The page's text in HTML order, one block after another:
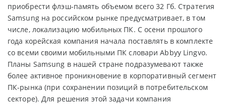
приобрести флэш-память объемом всего 32 Гб. Стратегия
Samsung на российском рынке предусматривает, в том
числе, локализацию мобильных ПК. С осени прошлого
года корейская компания начала поставлять в комплекте
со всеми своими мобильными ПК словари Abbyy Lingvo.
Планы Samsung в нашей стране подразумевают также
более активное проникновение в корпоративный сегмент
ПК-рынка (при сохранении позиций в потребительском
секторе). Для решения этой задачи компания